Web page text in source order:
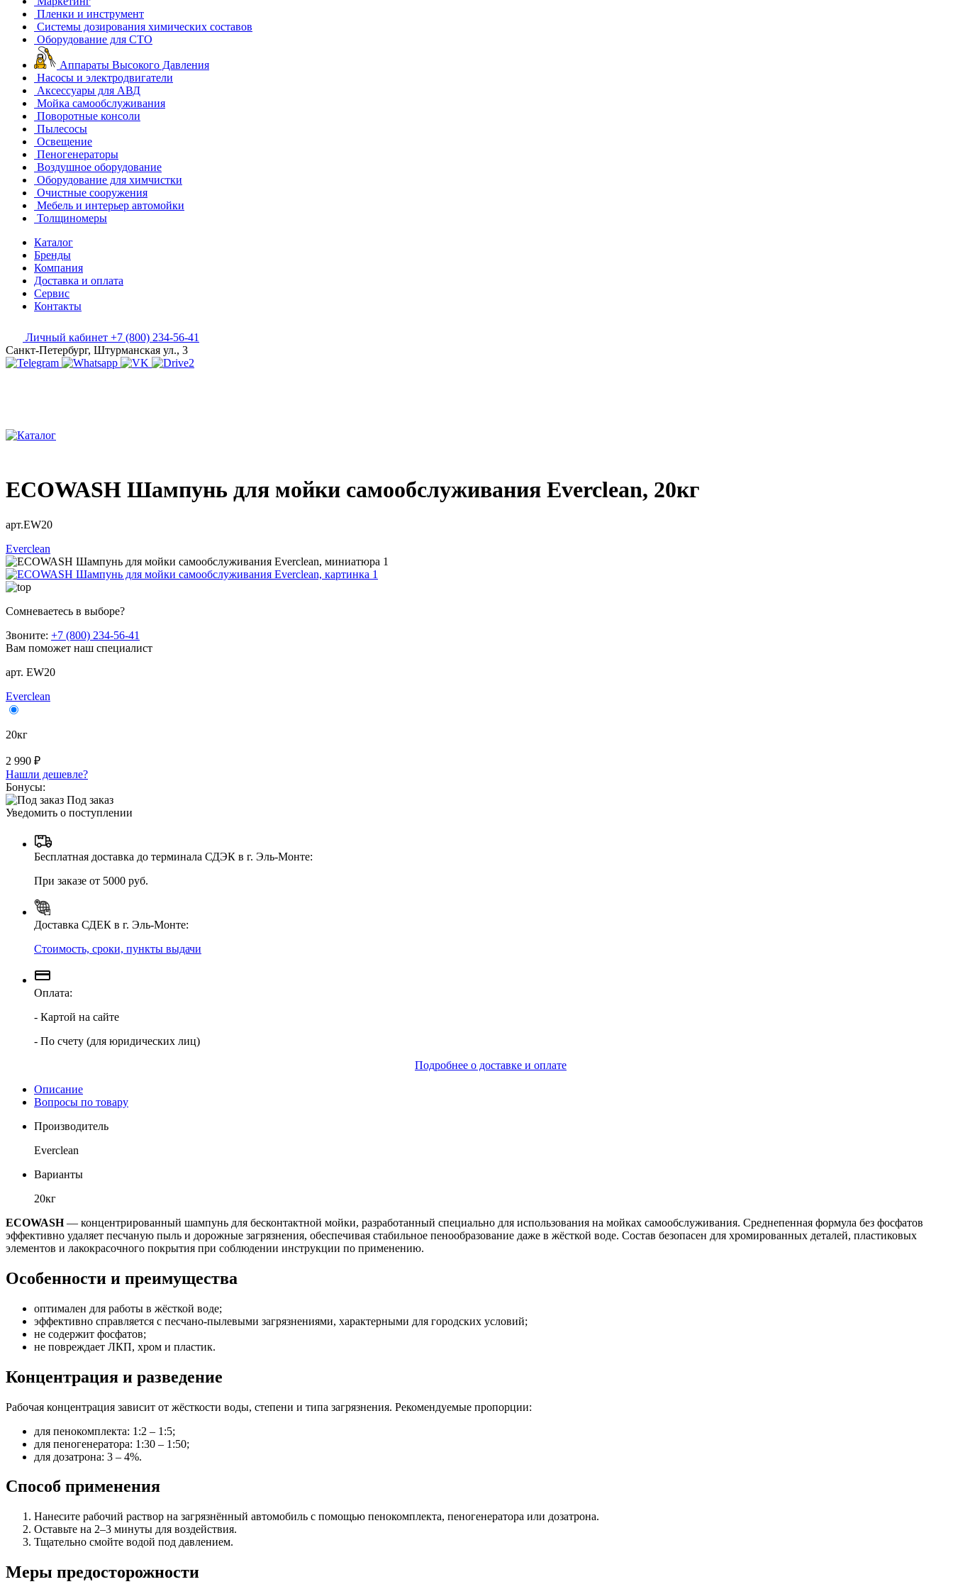
Пленки и инструмент
Системы дозирования химических составов
Оборудование для СТО
Аппараты Высокого Давления
Насосы и электродвигатели
Аксессуары для АВД
Мойка самообслуживания
Поворотные консоли
Пылесосы
Освещение
Пеногенераторы
Воздушное оборудование
Оборудование для химчистки
Очистные сооружения
Мебель и интерьер автомойки
Толщиномеры
Каталог
Бренды
Компания
Доставка и оплата
Сервис
Контакты
Личный кабинет +7 (800) 234-56-41
Санкт-Петербург, Штурманская ул., 3
ECOWASH Шампунь для мойки самообслуживания Everclean, 20кг
арт.EW20
Everclean
Сомневаетесь в выборе?
Звоните: +7 (800) 234-56-41
Вам поможет наш специалист
арт. EW20
Everclean
20кг
2 990 ₽
Нашли дешевле?
Бонусы:
Под заказ
Уведомить о поступлении
Бесплатная доставка до терминала СДЭК в г. Эль-Монте:
При заказе от 5000 руб.
Доставка СДЕК в г. Эль-Монте:
Стоимость, сроки, пункты выдачи
Оплата:
- Картой на сайте
- По счету (для юридических лиц)
Подробнее о доставке и оплате
Описание
Вопросы по товару
Производитель
Everclean
Варианты
20кг
ECOWASH— концентрированный шампунь для бесконтактной мойки, разработанный специально для использования на мойках самообслуживания. Среднепенная формула без фосфатов
эффективно удаляет песчаную пыль и дорожные загрязнения, обеспечивая стабильное пенообразование даже в жёсткой воде. Состав безопасен для хромированных деталей, пластиковых
элементов и лакокрасочного покрытия при соблюдении инструкции по применению.
Особенности и преимущества
оптимален для работы в жёсткой воде;
эффективно справляется с песчано-пылевыми загрязнениями, характерными для городских условий;
не содержит фосфатов;
не повреждает ЛКП, хром и пластик.
Концентрация и разведение
Рабочая концентрация зависит от жёсткости воды, степени и типа загрязнения. Рекомендуемые пропорции:
для пенокомплекта: 1:2 – 1:5;
для пеногенератора: 1:30 – 1:50;
для дозатрона: 3 – 4%.
Способ применения
Нанесите рабочий раствор на загрязнённый автомобиль с помощью пенокомплекта, пеногенератора или дозатрона.
Оставьте на 2–3 минуты для воздействия.
Тщательно смойте водой под давлением.
Меры предосторожности